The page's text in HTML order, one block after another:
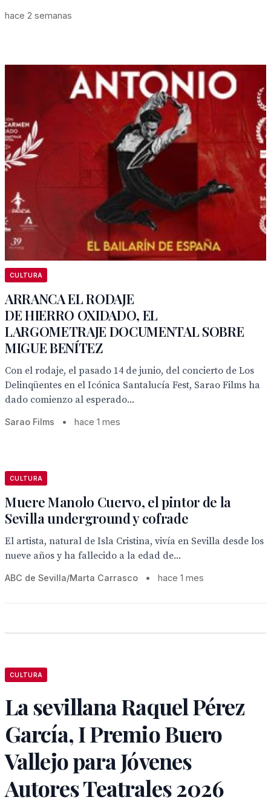
hace 2 semanas
CULTURA
ARRANCA EL RODAJE
DE HIERRO OXIDADO, EL
LARGOMETRAJE DOCUMENTAL SOBRE
MIGUE BENÍTEZ
Con el rodaje, el pasado 14 de junio, del concierto de Los
Delinqüentes en el Icónica Santalucía Fest, Sarao Films ha
dado comienzo al esperado...
Sarao Films • hace 1 mes
CULTURA
Muere Manolo Cuervo, el pintor de la
Sevilla underground y cofrade
El artista, natural de Isla Cristina, vivía en Sevilla desde los
nueve años y ha fallecido a la edad de...
ABC de Sevilla/Marta Carrasco • hace 1 mes
CULTURA
La sevillana Raquel Pérez
García, I Premio Buero
Vallejo para Jóvenes
Autores Teatrales 2026